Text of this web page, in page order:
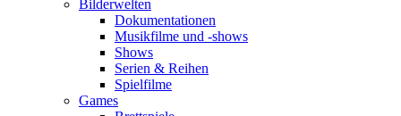
Bilderwelten
Dokumentationen
Musikfilme und -shows
Shows
Serien & Reihen
Spielfilme
Games